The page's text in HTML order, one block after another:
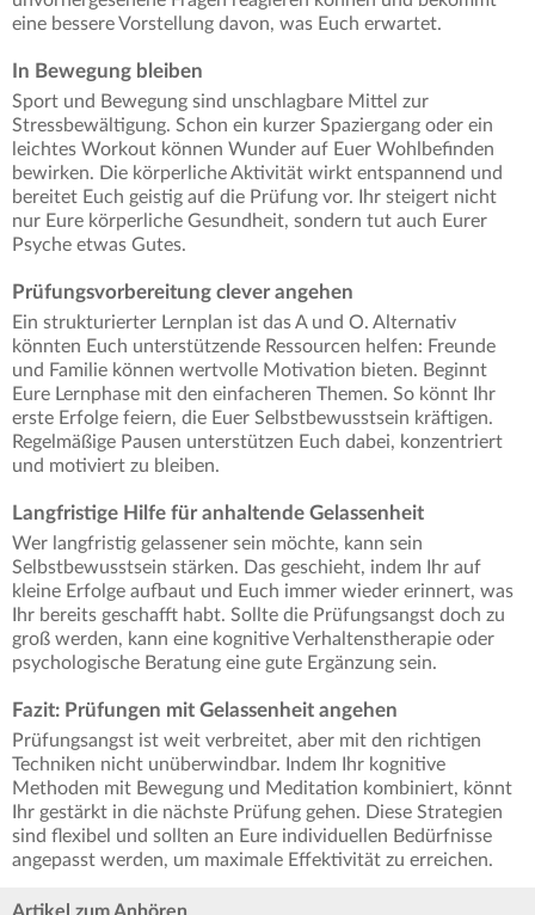
eine bessere Vorstellung davon, was Euch erwartet.
In Bewegung bleiben
Sport und Bewegung sind unschlagbare Mittel zur
Stressbewältigung. Schon ein kurzer Spaziergang oder ein
leichtes Workout können Wunder auf Euer Wohlbefinden
bewirken. Die körperliche Aktivität wirkt entspannend und
bereitet Euch geistig auf die Prüfung vor. Ihr steigert nicht
nur Eure körperliche Gesundheit, sondern tut auch Eurer
Psyche etwas Gutes.
Prüfungsvorbereitung clever angehen
Ein strukturierter Lernplan ist das A und O. Alternativ
könnten Euch unterstützende Ressourcen helfen: Freunde
und Familie können wertvolle Motivation bieten. Beginnt
Eure Lernphase mit den einfacheren Themen. So könnt Ihr
erste Erfolge feiern, die Euer Selbstbewusstsein kräftigen.
Regelmäßige Pausen unterstützen Euch dabei, konzentriert
und motiviert zu bleiben.
Langfristige Hilfe für anhaltende Gelassenheit
Wer langfristig gelassener sein möchte, kann sein
Selbstbewusstsein stärken. Das geschieht, indem Ihr auf
kleine Erfolge aufbaut und Euch immer wieder erinnert, was
Ihr bereits geschafft habt. Sollte die Prüfungsangst doch zu
groß werden, kann eine kognitive Verhaltenstherapie oder
psychologische Beratung eine gute Ergänzung sein.
Fazit: Prüfungen mit Gelassenheit angehen
Prüfungsangst ist weit verbreitet, aber mit den richtigen
Techniken nicht unüberwindbar. Indem Ihr kognitive
Methoden mit Bewegung und Meditation kombiniert, könnt
Ihr gestärkt in die nächste Prüfung gehen. Diese Strategien
sind flexibel und sollten an Eure individuellen Bedürfnisse
angepasst werden, um maximale Effektivität zu erreichen.